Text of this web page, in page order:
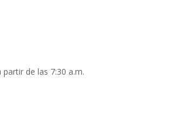
de las 7:30 a.m.